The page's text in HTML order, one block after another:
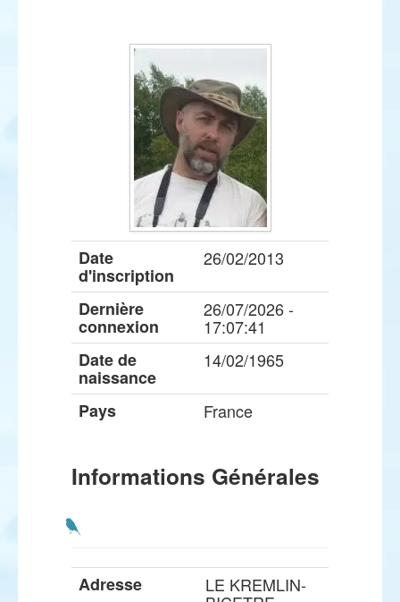
Date
d'inscription
26/02/2013
Dernière
connexion
26/07/2026 -
17:07:41
Date de
naissance
14/02/1965
Pays France
Informations Générales
Adresse LE KREMLIN-